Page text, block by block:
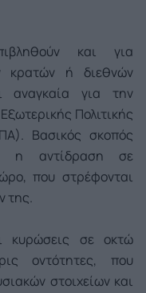
και για
κρατών ή διεθνών
αναγκαία για την
Πολιτικής
Βασικός σκοπός
η αντίδραση σε
που στρέφονται
της.
κυρώσεις σε οκτώ
οντότητες, που
στοιχείων και